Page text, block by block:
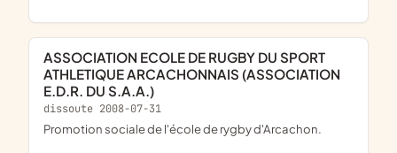
ASSOCIATION ECOLE DE RUGBY DU SPORT
ATHLETIQUE ARCACHONNAIS (ASSOCIATION
E.D.R. DU S.A.A.)
dissoute 2008-07-31
promotion sociale de l'école de rygby d'Arcachon.